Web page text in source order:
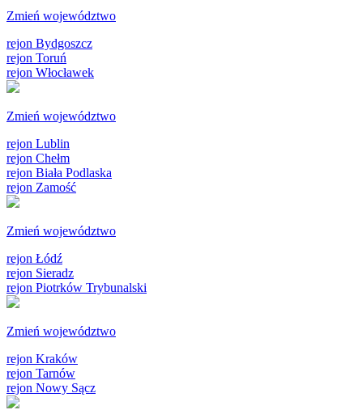
Zmień województwo
rejon Bydgoszcz
rejon Toruń
rejon Włocławek
Zmień województwo
rejon Lublin
rejon Chełm
rejon Biała Podlaska
rejon Zamość
Zmień województwo
rejon Łódź
rejon Sieradz
rejon Piotrków Trybunalski
Zmień województwo
rejon Kraków
rejon Tarnów
rejon Nowy Sącz